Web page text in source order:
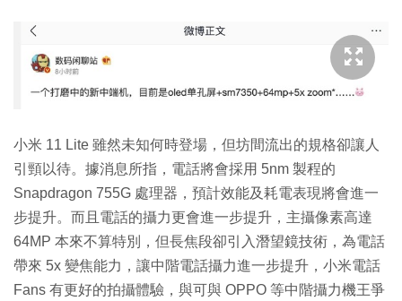
小米 11 Lite 雖然未知何時登場，但坊間流出的規格卻讓人
引頸以待。據消息所指，電話將會採用 5nm 製程的
Snapdragon 755G 處理器，預計效能及耗電表現將會進一
步提升。而且電話的攝力更會進一步提升，主攝像素高達
64MP 本來不算特別，但長焦段卻引入潛望鏡技術，為電話
帶來 5x 變焦能力，讓中階電話攝力進一步提升，小米電話
Fans 有更好的拍攝體驗，與可與 OPPO 等中階攝力機王爭